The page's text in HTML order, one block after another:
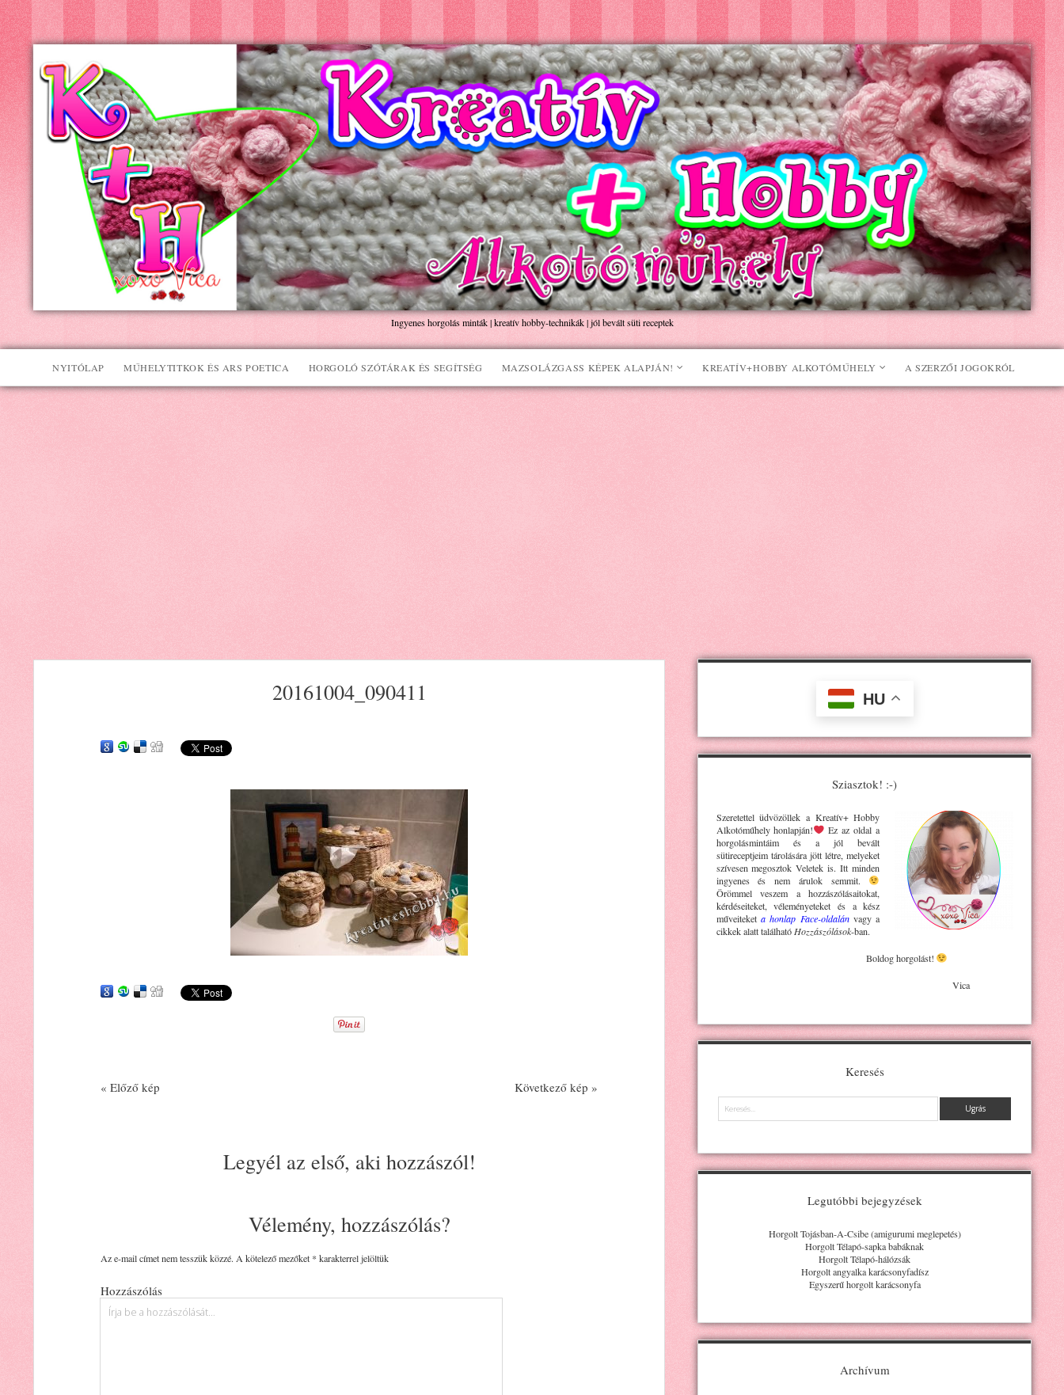
Kreatív+Hobby
Alkotóműhely
Ingyenes horgolás minták | kreatív hobby-technikák | jól bevált süti receptek
NYITÓLAP MŰHELYTITKOK ÉS ARS POETICA HORGOLÓ SZÓTÁRAK ÉS SEGÍTSÉG MAZSOLÁZGASS KÉPEK ALAPJÁN! KREATÍV+HOBBY ALKOTÓMŰHELY A SZERZŐI JOGOKRÓL
20161004_090411
« Előző kép Következő kép »
Legyél az első, aki hozzászól!
Vélemény, hozzászólás?
Az e-mail címet nem tesszük közzé. A kötelező mezőket * karakterrel jelöltük
Hozzászólás
HU
Sziasztok! :-)
Szeretettel üdvözöllek a Kreatív+ Hobby
Alkotóműhelyhonlapján!
Ez az oldal a
horgolásmintáim és a jól bevált
sütireceptjeim tárolására jött létre, melyeket
szívesen megosztok Veletek is. Itt minden
ingyenes és nem árulok semmit.
Örömmel veszem a hozzászólásaitokat,
kérdéseiteket, véleményeteket és a kész
műveiteket a honlap Face-oldalánvagy a
cikkek alatt található Hozzászólások-ban.
Boldog horgolást!
Vica
Keresés
Keresés
Legutóbbi bejegyzések
Horgolt Tojásban-A-Csibe (amigurumi meglepetés)
Horgolt Télapó-sapka babáknak
Horgolt Télapó-hálózsák
Horgolt angyalka karácsonyfadísz
Egyszerű horgolt karácsonyfa
Archívum